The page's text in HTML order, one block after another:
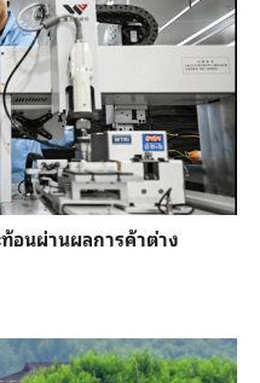
อนผ่านผลการค้าต่าง